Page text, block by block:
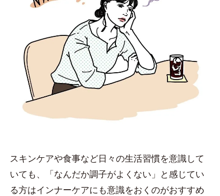
スキンケアや食事など日々の生活習慣を意識して
いても、「なんだか調子がよくない」と感じてい
る方はインナーケアにも意識をおくのがおすすめ